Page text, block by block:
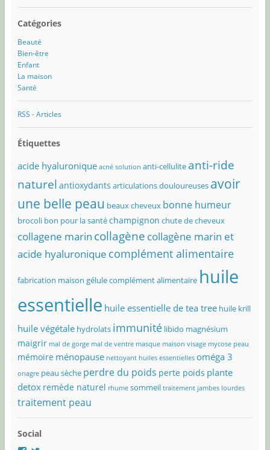
Catégories
Beauté
Bien-être
Enfant
La maison
Santé
RSS - Articles
Étiquettes
acide hyaluronique acné solution anti-cellulite anti-ride
naturel antioxydants articulations douloureuses avoir
une belle peau beaux cheveux bonne humeur
brocoli bon pour la santé champignon chute de cheveux
collagene marin collagène collagène marin et
acide hyaluronique complément alimentaire
fabrication maison gélule complément alimentaire huile
essentielle huile essentielle de tea tree huile krill
huile végétale hydrolats immunité libido magnésium
maigrir mal de gorge mal de ventre masque maison visage mycose peau
mémoire ménopause nettoyant huiles essentielles oméga 3
onagre peau sèche perdre du poids perte poids plante
detox remède naturel rhume sommeil traitement jambes lourdes
traitement peau
Social